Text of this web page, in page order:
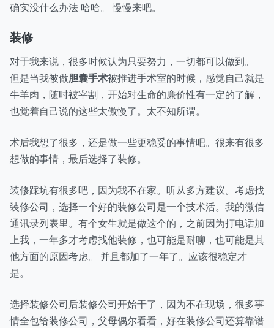
确实没什么办法 哈哈。 慢慢来吧。
装修
对于我来说，很多时候认为只要努力，一切都可以做到。
但是当我被做胆囊手术被推进手术室的时候，感觉自己就是
牛羊肉，随时被宰割，开始对生命的廉价性有一定的了解，
也觉着自己说的这些太傲慢了。太不知所谓。
术后我想了很多，还是做一些更稳妥的事情吧。很来有很多
想做的事情，最后选择了装修。
装修踩坑有很多吧，因为我不在家。听从多方建议。考虑找
装修公司，选择一个好的装修公司是一个技术活。我的微信
通讯录列表里。有个女生就是做这个的，之前因为打电话加
上我，一年多才考虑找他装修，也可能是耐聊，也可能是其
他方面的原因考虑。 并且都加了一年了。应该很稳定才
是。
选择装修公司后装修公司开始干了，因为不在现场，很多事
情全包给装修公司，父母偶尔看看，好在装修公司还算靠谱